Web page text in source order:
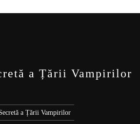
a Țării Vampirilor
a Țării Vampirilor